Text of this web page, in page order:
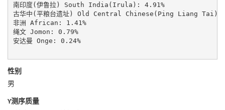
南印度(伊鲁拉) South India(Irula): 4.91%
古华中(平粮台遗址) Old Central Chinese(Ping Liang Tai):
非洲 African: 1.41%
绳文 Jomon: 0.79%
安达曼 Onge: 0.24%
性别
男
Y测序质量